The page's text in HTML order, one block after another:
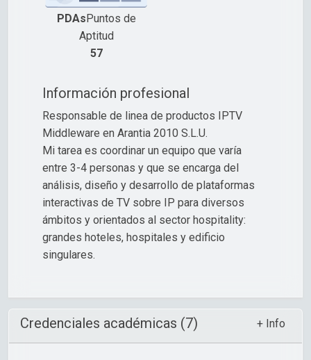
PDAsPuntos de
Aptitud
57
Información profesional
Responsable de linea de productos IPTV
Middleware en Arantia 2010 S.L.U.
Mi tarea es coordinar un equipo que varía
entre 3-4 personas y que se encarga del
análisis, diseño y desarrollo de plataformas
interactivas de TV sobre IP para diversos
ámbitos y orientados al sector hospitality:
grandes hoteles, hospitales y edificio
singulares.
Credenciales académicas (7) + Info